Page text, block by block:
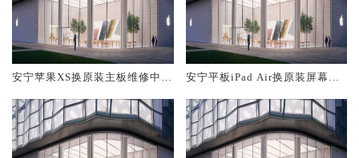
安宁苹果XS换原装主板维修中心
安宁平板iPad Air换原装屏幕服